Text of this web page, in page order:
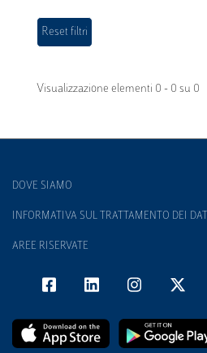
Visualizzazione elementi 0 - 0 su 0
DOVE SIAMO
INFORMATIVA SUL TRATTAMENTO DEI DATI
AREE RISERVATE